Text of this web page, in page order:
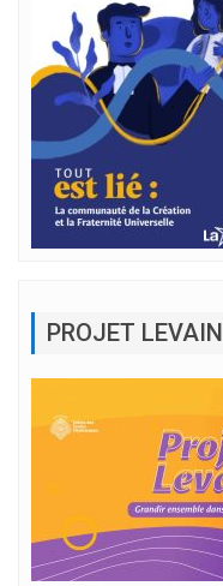
PROJET LEVAIN